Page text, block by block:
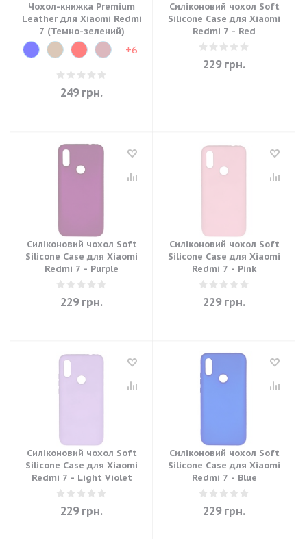
Чохол-книжка Premium
Leather для Xiaomi Redmi
7 (Темно-зелений)
+6
249грн.
Силіконовий чохол Soft
Silicone Case для Xiaomi
Redmi 7 - Red
229грн.
Силіконовий чохол Soft
Silicone Case для Xiaomi
Redmi 7 - Purple
229грн.
Силіконовий чохол Soft
Silicone Case для Xiaomi
Redmi 7 - Pink
229грн.
Силіконовий чохол Soft
Silicone Case для Xiaomi
Redmi 7 - Light Violet
229грн.
Силіконовий чохол Soft
Silicone Case для Xiaomi
Redmi 7 - Blue
229грн.